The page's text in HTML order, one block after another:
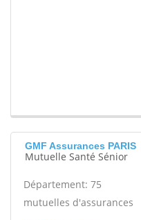
GMF Assurances PARIS
Mutuelle Santé Sénior
Département: 75
mutuelles d'assurances